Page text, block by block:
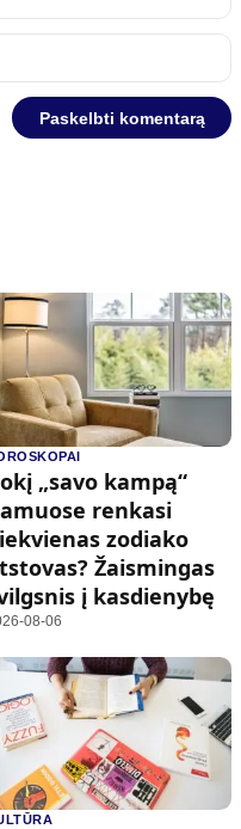
„savo kampą“
renkasi
zodiako
Žaismingas
į kasdienybę
08-06